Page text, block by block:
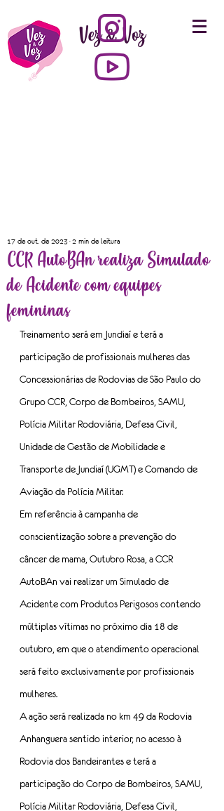
Vez & Voz
CCR AutoBAn realiza Simulado
de Acidente com equipes
femininas
17 de out. de 2023 2 min de leitura
Treinamento será em Jundiaí e terá a
participação de profissionais mulheres das
Concessionárias de Rodovias de São Paulo do
Grupo CCR, Corpo de Bombeiros, SAMU,
Polícia Militar Rodoviária, Defesa Civil,
Unidade de Gestão de Mobilidade e
Transporte de Jundiaí (UGMT) e Comando de
Aviação da Polícia Militar.
Em referência à campanha de
conscientização sobre a prevenção do
câncer de mama, Outubro Rosa, a CCR
AutoBAn vai realizar um Simulado de
Acidente com Produtos Perigosos contendo
múltiplas vítimas no próximo dia 18 de
outubro, em que o atendimento operacional
será feito exclusivamente por profissionais
mulheres.
A ação será realizada no km 49 da Rodovia
Anhanguera sentido interior, no acesso à
Rodovia dos Bandeirantes e terá a
participação do Corpo de Bombeiros, SAMU,
Polícia Militar Rodoviária, Defesa Civil,